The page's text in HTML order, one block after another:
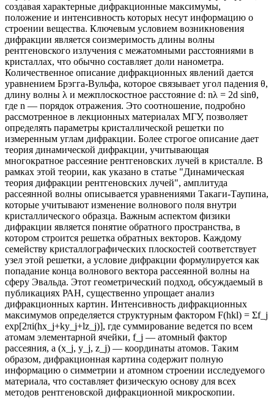
создавая характерные дифракционные максимумы,
положение и интенсивность которых несут информацию о
строении вещества. Ключевым условием возникновения
дифракции является соизмеримость длины волны
рентгеновского излучения с межатомными расстояниями в
кристаллах, что обычно составляет доли нанометра.
Количественное описание дифракционных явлений дается
уравнением Брэгга-Вульфа, которое связывает угол падения θ,
длину волны λ и межплоскостное расстояние d: nλ = 2d sinθ,
где n — порядок отражения. Это соотношение, подробно
рассмотренное в лекционных материалах МГУ, позволяет
определять параметры кристаллической решетки по
измеренным углам дифракции. Более строгое описание дает
теория динамической дифракции, учитывающая
многократное рассеяние рентгеновских лучей в кристалле. В
рамках этой теории, как указано в статье "Динамическая
теория дифракции рентгеновских лучей", амплитуда
рассеянной волны описывается уравнениями Такаги-Таупина,
которые учитывают изменение волнового поля внутри
кристаллического образца. Важным аспектом физики
дифракции является понятие обратного пространства, в
котором строится решетка обратных векторов. Каждому
семейству кристаллографических плоскостей соответствует
узел этой решетки, а условие дифракции формулируется как
попадание конца волнового вектора рассеянной волны на
сферу Эвальда. Этот геометрический подход, обсуждаемый в
публикациях РАН, существенно упрощает анализ
дифракционных картин. Интенсивность дифракционных
максимумов определяется структурным фактором F(hkl) = Σf_j
exp[2πi(hx_j+ky_j+lz_j)], где суммирование ведется по всем
атомам элементарной ячейки, f_j — атомный фактор
рассеяния, а (x_j, y_j, z_j) — координаты атомов. Таким
образом, дифракционная картина содержит полную
информацию о симметрии и атомном строении исследуемого
материала, что составляет физическую основу для всех
методов рентгеновской дифракционной микроскопии.